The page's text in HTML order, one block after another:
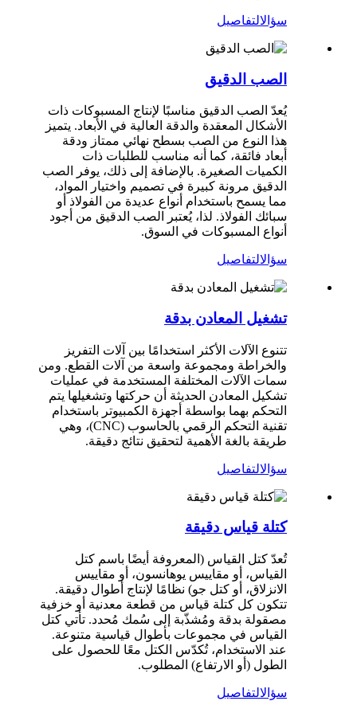
سؤالالتفاصيل
الصب الدقيق
يُعدّ الصب الدقيق مناسبًا لإنتاج المسبوكات ذات
الأشكال المعقدة والدقة العالية في الأبعاد. يتميز
هذا النوع من الصب بسطح نهائي ممتاز ودقة
أبعاد فائقة، كما أنه مناسب للطلبات ذات
الكميات الصغيرة. بالإضافة إلى ذلك، يوفر الصب
الدقيق مرونة كبيرة في تصميم واختيار المواد،
مما يسمح باستخدام أنواع عديدة من الفولاذ أو
سبائك الفولاذ. لذا، يُعتبر الصب الدقيق من أجود
أنواع المسبوكات في السوق.
سؤالالتفاصيل
تشغيل المعادن بدقة
تتنوع الآلات الأكثر استخدامًا بين آلات التفريز
والخراطة ومجموعة واسعة من آلات القطع. ومن
سمات الآلات المختلفة المستخدمة في عمليات
تشكيل المعادن الحديثة أن حركتها وتشغيلها يتم
التحكم بهما بواسطة أجهزة الكمبيوتر باستخدام
تقنية التحكم الرقمي بالحاسوب (CNC)، وهي
طريقة بالغة الأهمية لتحقيق نتائج دقيقة.
سؤالالتفاصيل
كتلة قياس دقيقة
تُعدّ كتل القياس (المعروفة أيضًا باسم كتل
القياس، أو مقاييس يوهانسون، أو مقاييس
الانزلاق، أو كتل جو) نظامًا لإنتاج أطوال دقيقة.
تتكون كل كتلة قياس من قطعة معدنية أو خزفية
مصقولة بدقة ومُشذّبة إلى سُمك مُحدد. تأتي كتل
القياس في مجموعات بأطوال قياسية متنوعة.
عند الاستخدام، تُكدّس الكتل معًا للحصول على
الطول (أو الارتفاع) المطلوب.
سؤالالتفاصيل